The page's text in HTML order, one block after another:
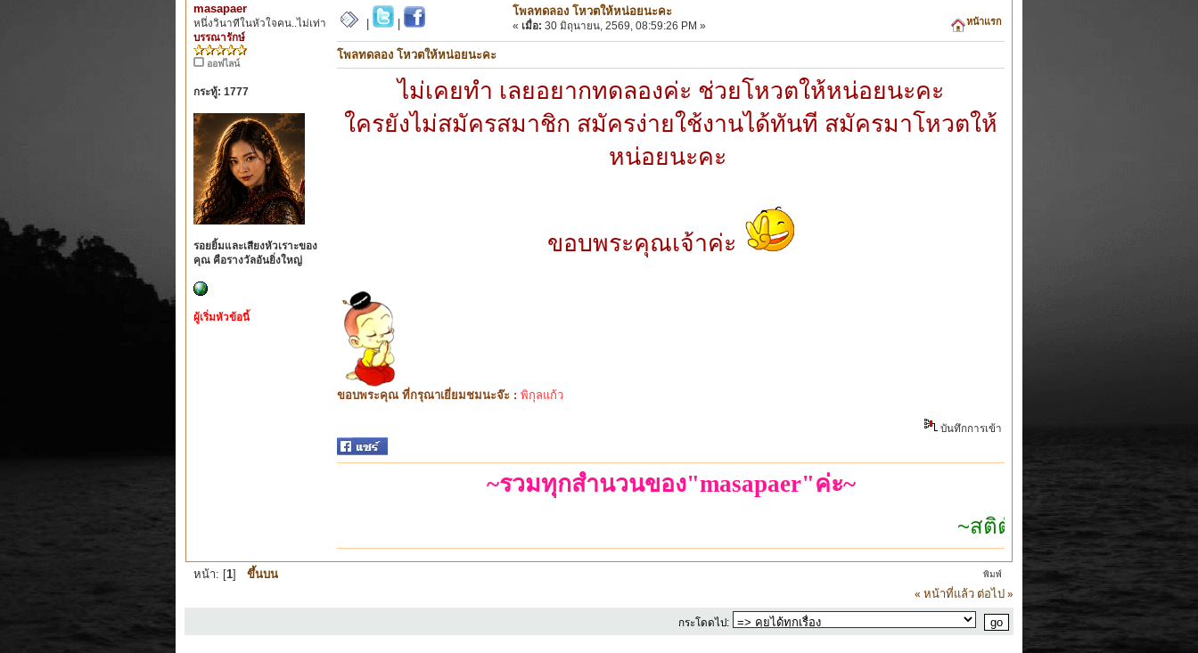
masapaer
หนึ่งวินาทีในหัวใจคน..ไม่เท่า
บรรณารักษ์
ออฟไลน์
กระทู้: 1777
รอยยิ้มและเสียงหัวเราะของ
คุณ คือรางวัลอันยิ่งใหญ่
ผู้เริ่มหัวข้อนี้
| |
โพลทดลอง โหวตให้หน่อยนะคะ
« เมื่อ: 30 มิถุนายน, 2569, 08:59:26 PM » หน้าแรก
โพลทดลอง โหวตให้หน่อยนะคะ
ไม่เคยทำ เลยอยากทดลองค่ะ ช่วยโหวตให้หน่อยนะคะ
ใครยังไม่สมัครสมาชิก สมัครง่ายใช้งานได้ทันที สมัครมาโหวตให้
หน่อยนะคะ
ขอบพระคุณเจ้าค่ะ
ขอบพระคุณ ที่กรุณาเยี่ยมชมนะจ๊ะ : พิกุลแก้ว
บันทึกการเข้า
~รวมทุกสำนวนของ"masapaer"ค่ะ~
~สติตัวเดียวก็เอาอยู่~
หน้า: [1] ขึ้นบน พิมพ์
« หน้าที่แล้ว ต่อไป »
กระโดดไป: